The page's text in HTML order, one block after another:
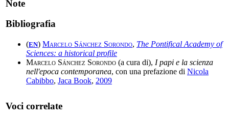
Note
Bibliografia
(EN) Marcelo Sánchez Sorondo, The Pontifical Academy of
Sciences: a historical profile
Marcelo Sánchez Sorondo (a cura di), I papi e la scienza
nell'epoca contemporanea, con una prefazione di Nicola
Cabibbo, Jaca Book, 2009
Voci correlate